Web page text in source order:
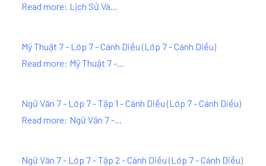
Read more: Lịch Sử Và...
Mỹ Thuật 7 - Lớp 7 - Cánh Diều (Lớp 7 - Cánh Diều)
Read more: Mỹ Thuật 7 -...
Ngữ Văn 7 - Lớp 7 - Tập 1 - Cánh Diều (Lớp 7 - Cánh Diều)
Read more: Ngữ Văn 7 -...
Ngữ Văn 7 - Lớp 7 - Tập 2 - Cánh Diều (Lớp 7 - Cánh Diều)